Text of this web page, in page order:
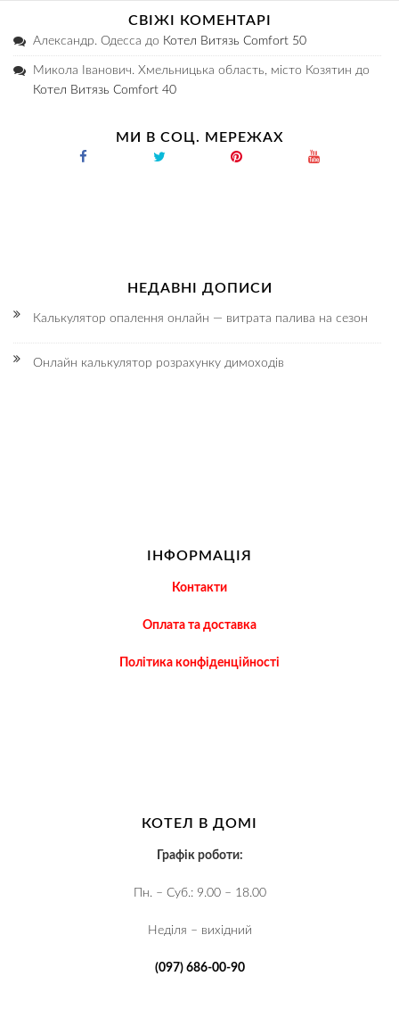
СВІЖІ КОМЕНТАРІ
Александр. Одесса до Котел Витязь Comfort 50
Микола Іванович. Хмельницька область, місто Козятин до
Котел Витязь Comfort 40
МИ В СОЦ. МЕРЕЖАХ
НЕДАВНІ ДОПИСИ
Калькулятор опалення онлайн — витрата палива на сезон
Онлайн калькулятор розрахунку димоходів
ІНФОРМАЦІЯ
Контакти
Оплата та доставка
Політика конфіденційності
КОТЕЛ В ДОМІ
Графік роботи:
Пн. – Суб.: 9.00 – 18.00
Неділя – вихідний
(097) 686-00-90